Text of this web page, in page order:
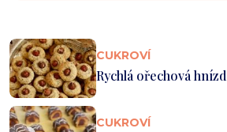
CUKROVÍ
Rychlá ořechová
CUKROVÍ